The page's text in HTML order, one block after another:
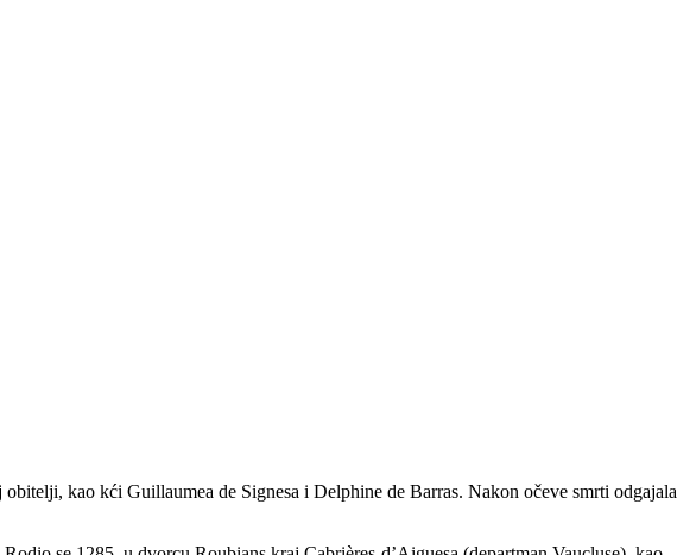
kao kći Guillaumea de Signesa i Delphine de Barras. Nakon očeve smrti odgajala